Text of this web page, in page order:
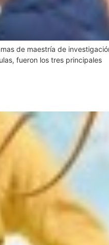
de maestría de
fueron los tres principales